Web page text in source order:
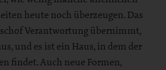
heute noch überzeugen. Das
Verantwortung übernimmt,
und es ist ein Haus, in dem der
findet. Auch neue Formen,